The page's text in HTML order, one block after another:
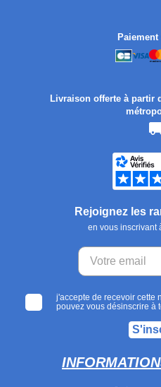
Livraison offerte à partir
Rejoignez les
en vous inscrivant
j'accepte de recevoir cette
pouvez vous désinscrire à